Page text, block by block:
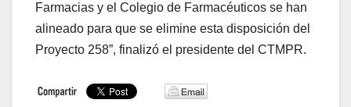
Farmacias y el Colegio de Farmacéuticos se han
alineado para que se elimine esta disposición del
Proyecto 258”, finalizó el presidente del CTMPR.